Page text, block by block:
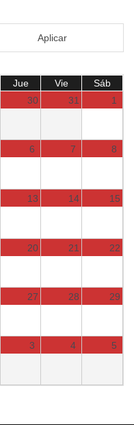
Aplicar
Jue Vie
Sáb
30 31 1
6 7 8
13 14 15
20 21 22
27 28 29
3 4 5